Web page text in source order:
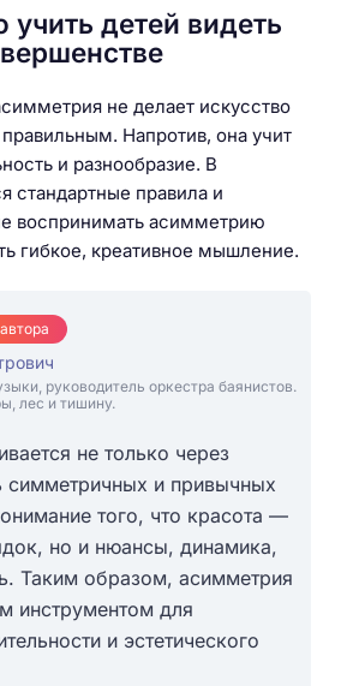
детей видеть
не делает искусство
Напротив, она учит
и разнообразие. В
стандартные правила и
воспринимать асимметрию
гибкое, креативное мышление.
руководитель оркестра баянистов.
лес и тишину.
не только через
симметричных и привычных
того, что красота —
но и нюансы, динамика,
Таким образом, асимметрия
инструментом для
и эстетического